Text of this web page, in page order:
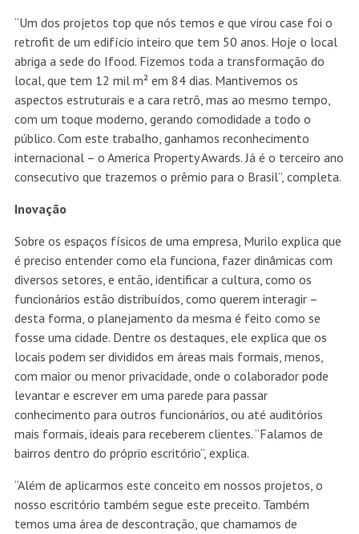
“Um dos projetos top que nós temos e que virou case foi o
retrofit de um edifício inteiro que tem 50 anos. Hoje o local
abriga a sede do Ifood. Fizemos toda a transformação do
local, que tem 12 mil m² em 84 dias. Mantivemos os
aspectos estruturais e a cara retrô, mas ao mesmo tempo,
com um toque moderno, gerando comodidade a todo o
público. Com este trabalho, ganhamos reconhecimento
internacional – o America Property Awards. Já é o terceiro ano
consecutivo que trazemos o prêmio para o Brasil”, completa.
Inovação
Sobre os espaços físicos de uma empresa, Murilo explica que
é preciso entender como ela funciona, fazer dinâmicas com
diversos setores, e então, identificar a cultura, como os
funcionários estão distribuídos, como querem interagir –
desta forma, o planejamento da mesma é feito como se
fosse uma cidade. Dentre os destaques, ele explica que os
locais podem ser divididos em áreas mais formais, menos,
com maior ou menor privacidade, onde o colaborador pode
levantar e escrever em uma parede para passar
conhecimento para outros funcionários, ou até auditórios
mais formais, ideais para receberem clientes. “Falamos de
bairros dentro do próprio escritório”, explica.
“Além de aplicarmos este conceito em nossos projetos, o
nosso escritório também segue este preceito. Também
temos uma área de descontração, que chamamos de